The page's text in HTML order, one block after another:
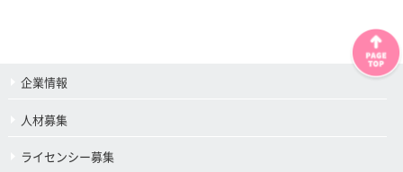
企業情報
人材募集
ライセンシー募集